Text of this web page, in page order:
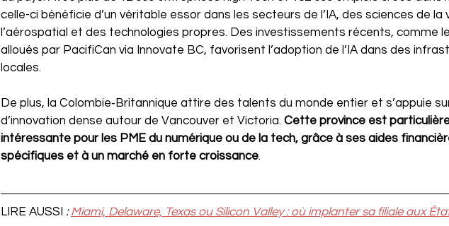
celle-ci bénéficie d’un véritable essor dans les secteurs de l’IA, des sciences de la
l’aérospatial et des technologies propres. Des investissements récents, comme les
alloués par PacifiCan via Innovate BC, favorisent l’adoption de l’IA dans des
locales.
De plus, la Colombie‑Britannique attire des talents du monde entier et s’appuie
d’innovation dense autour de Vancouver et Victoria. Cette province est
intéressante pour les PME du numérique ou de la tech, grâce à ses aides
spécifiques et à un marché en forte croissance.
LIRE AUSSI : Miami, Delaware, Texas ou Silicon Valley : où implanter sa filiale aux